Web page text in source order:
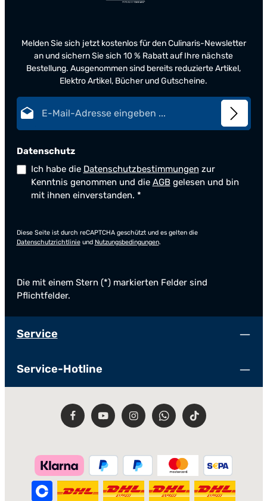
Melden Sie sich jetzt kostenlos für den Culinaris-Newsletter
an und sichern Sie sich 10 % Rabatt auf Ihre nächste
Bestellung. Ausgenommen sind bereits reduzierte Artikel,
Elektro Artikel, Bücher und Gutscheine.
Datenschutz
Ich habe die Datenschutzbestimmungen zur
Kenntnis genommen und die AGBgelesen und bin
mit ihnen einverstanden. *
Diese Seite ist durch reCAPTCHA geschützt und es gelten die
Datenschutzrichtlinieund Nutzungsbedingungen.
Die mit einem Stern (*) markierten Felder sind
Pflichtfelder.
Service
Service-Hotline